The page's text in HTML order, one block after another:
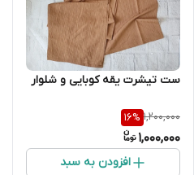
ست تیشرت یقه کوبایی و شلوار
1,200,000
16%
1,000,000
افزودن به سبد